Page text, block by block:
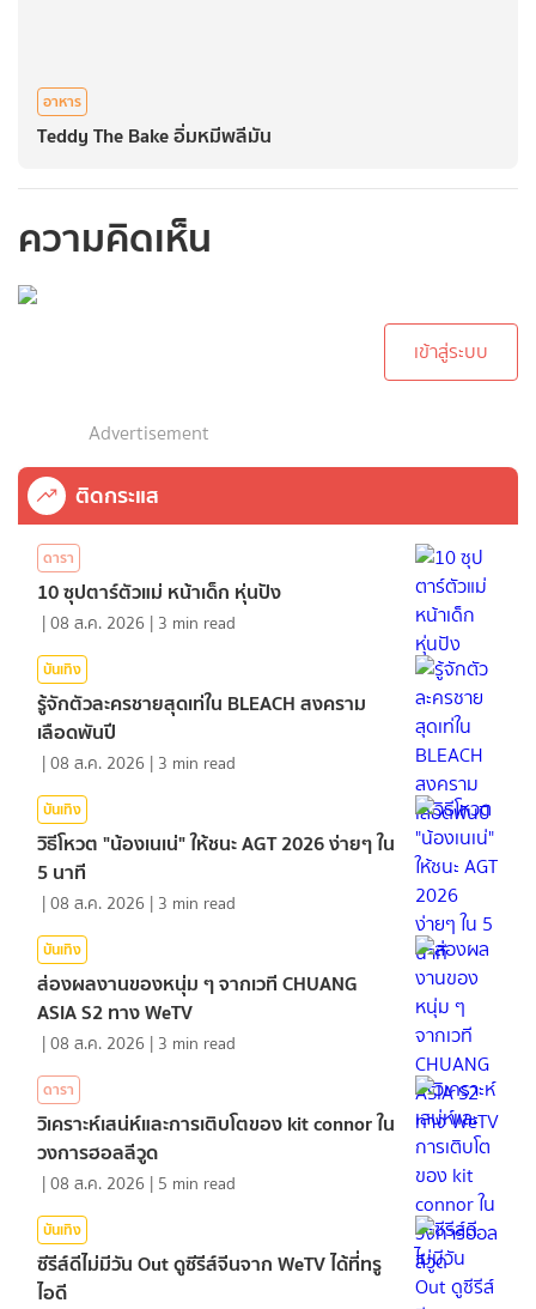
อาหาร
Teddy The Bake อิ่มหมีพลีมัน
ความคิดเห็น
เข้าสู่ระบบ
Advertisement
ติดกระแส
ดารา
10 ซุปตาร์ตัวแม่ หน้าเด็ก หุ่นปัง
|08 ส.ค. 2026 | 3 min read
บันเทิง
รู้จักตัวละครชายสุดเท่ใน BLEACH สงคราม
เลือดพันปี
|08 ส.ค. 2026 | 3 min read
บันเทิง
วิธีโหวต "น้องเนเน่" ให้ชนะ AGT 2026 ง่ายๆ ใน
5 นาที
|08 ส.ค. 2026 | 3 min read
บันเทิง
ส่องผลงานของหนุ่ม ๆ จากเวที CHUANG
ASIA S2 ทาง WeTV
|08 ส.ค. 2026 | 3 min read
ดารา
วิเคราะห์เสน่ห์และการเติบโตของ kit connor ใน
วงการฮอลลีวูด
|08 ส.ค. 2026 | 5 min read
บันเทิง
ซีรีส์ดีไม่มีวัน Out ดูซีรีส์จีนจาก WeTV ได้ที่ทรู
ไอดี